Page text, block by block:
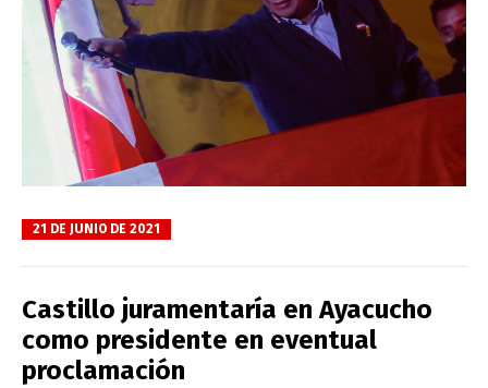
21 DE JUNIO DE 2021
Castillo juramentaría en Ayacucho
como presidente en eventual
proclamación